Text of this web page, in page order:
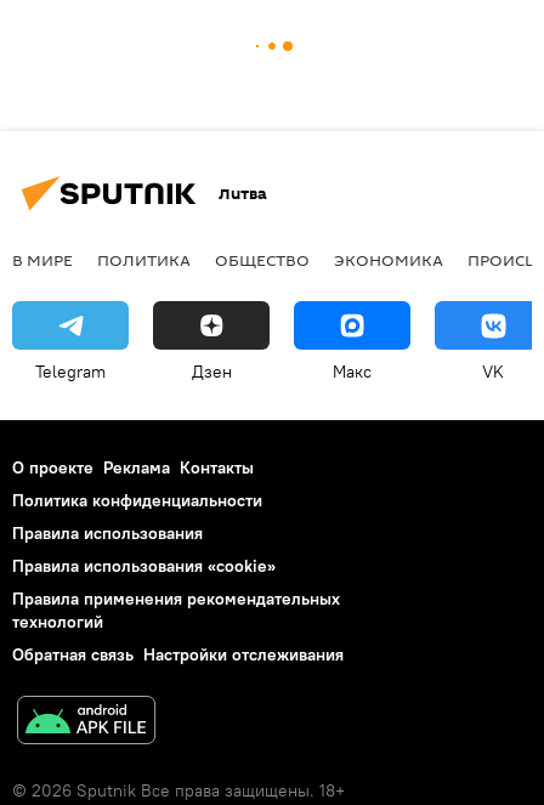
Литва
В МИРЕ ПОЛИТИКА ОБЩЕСТВО ЭКОНОМИКА
Telegram Дзен Макс VK
О проекте Реклама Контакты
Политика конфиденциальности
Правила использования
Правила использования «cookie»
Правила применения рекомендательных
технологий
Обратная связь Настройки отслеживания
© 2026 Sputnik Все права защищены. 18+